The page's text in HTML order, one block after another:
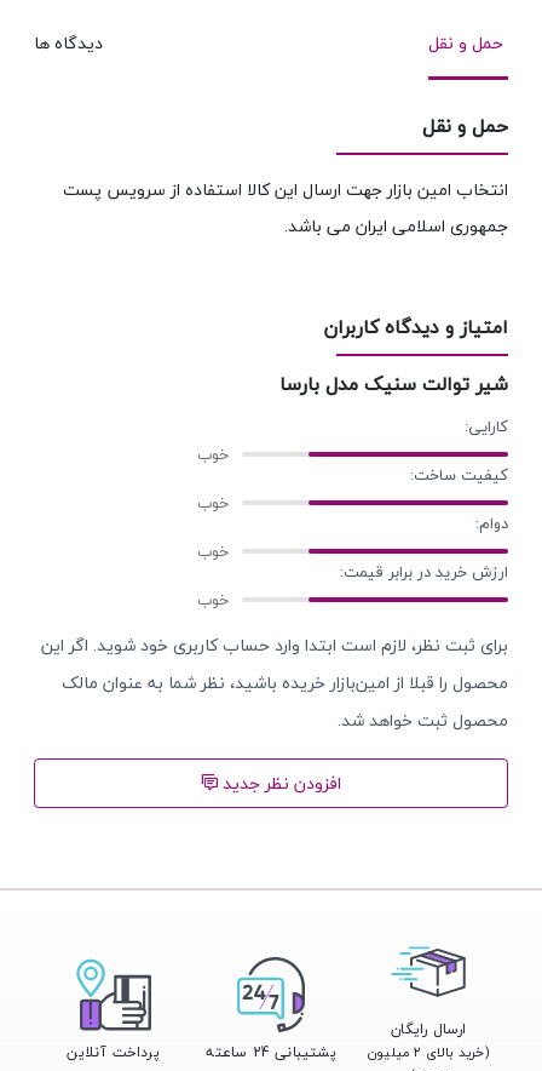
حمل و نقل دیدگاه ها
حمل و نقل
انتخاب امین بازار جهت ارسال این کالا استفاده از سرویس پست
جمهوری اسلامی ایران می باشد.
امتیاز و دیدگاه کاربران
شیر توالت سنیک مدل بارسا
کارایی:
کیفیت ساخت:
دوام:
ارزش خرید در برابر قیمت:
برای ثبت نظر، لازم است ابتدا وارد حساب کاربری خود شوید. اگر این
محصول را قبلا از امین‌بازار خریده باشید، نظر شما به عنوان مالک
محصول ثبت خواهد شد.
افزودن نظر جدید
ارسال رایگان
(خرید بالای ۲ میلیون
پشتیبانی 24 ساعته پرداخت آنلاین